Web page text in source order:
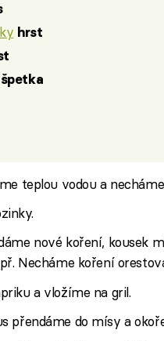
hrst
špetka
teplou vodou a
nové koření, kousek
Necháme koření
a vložíme na gril.
přendáme do mísy a